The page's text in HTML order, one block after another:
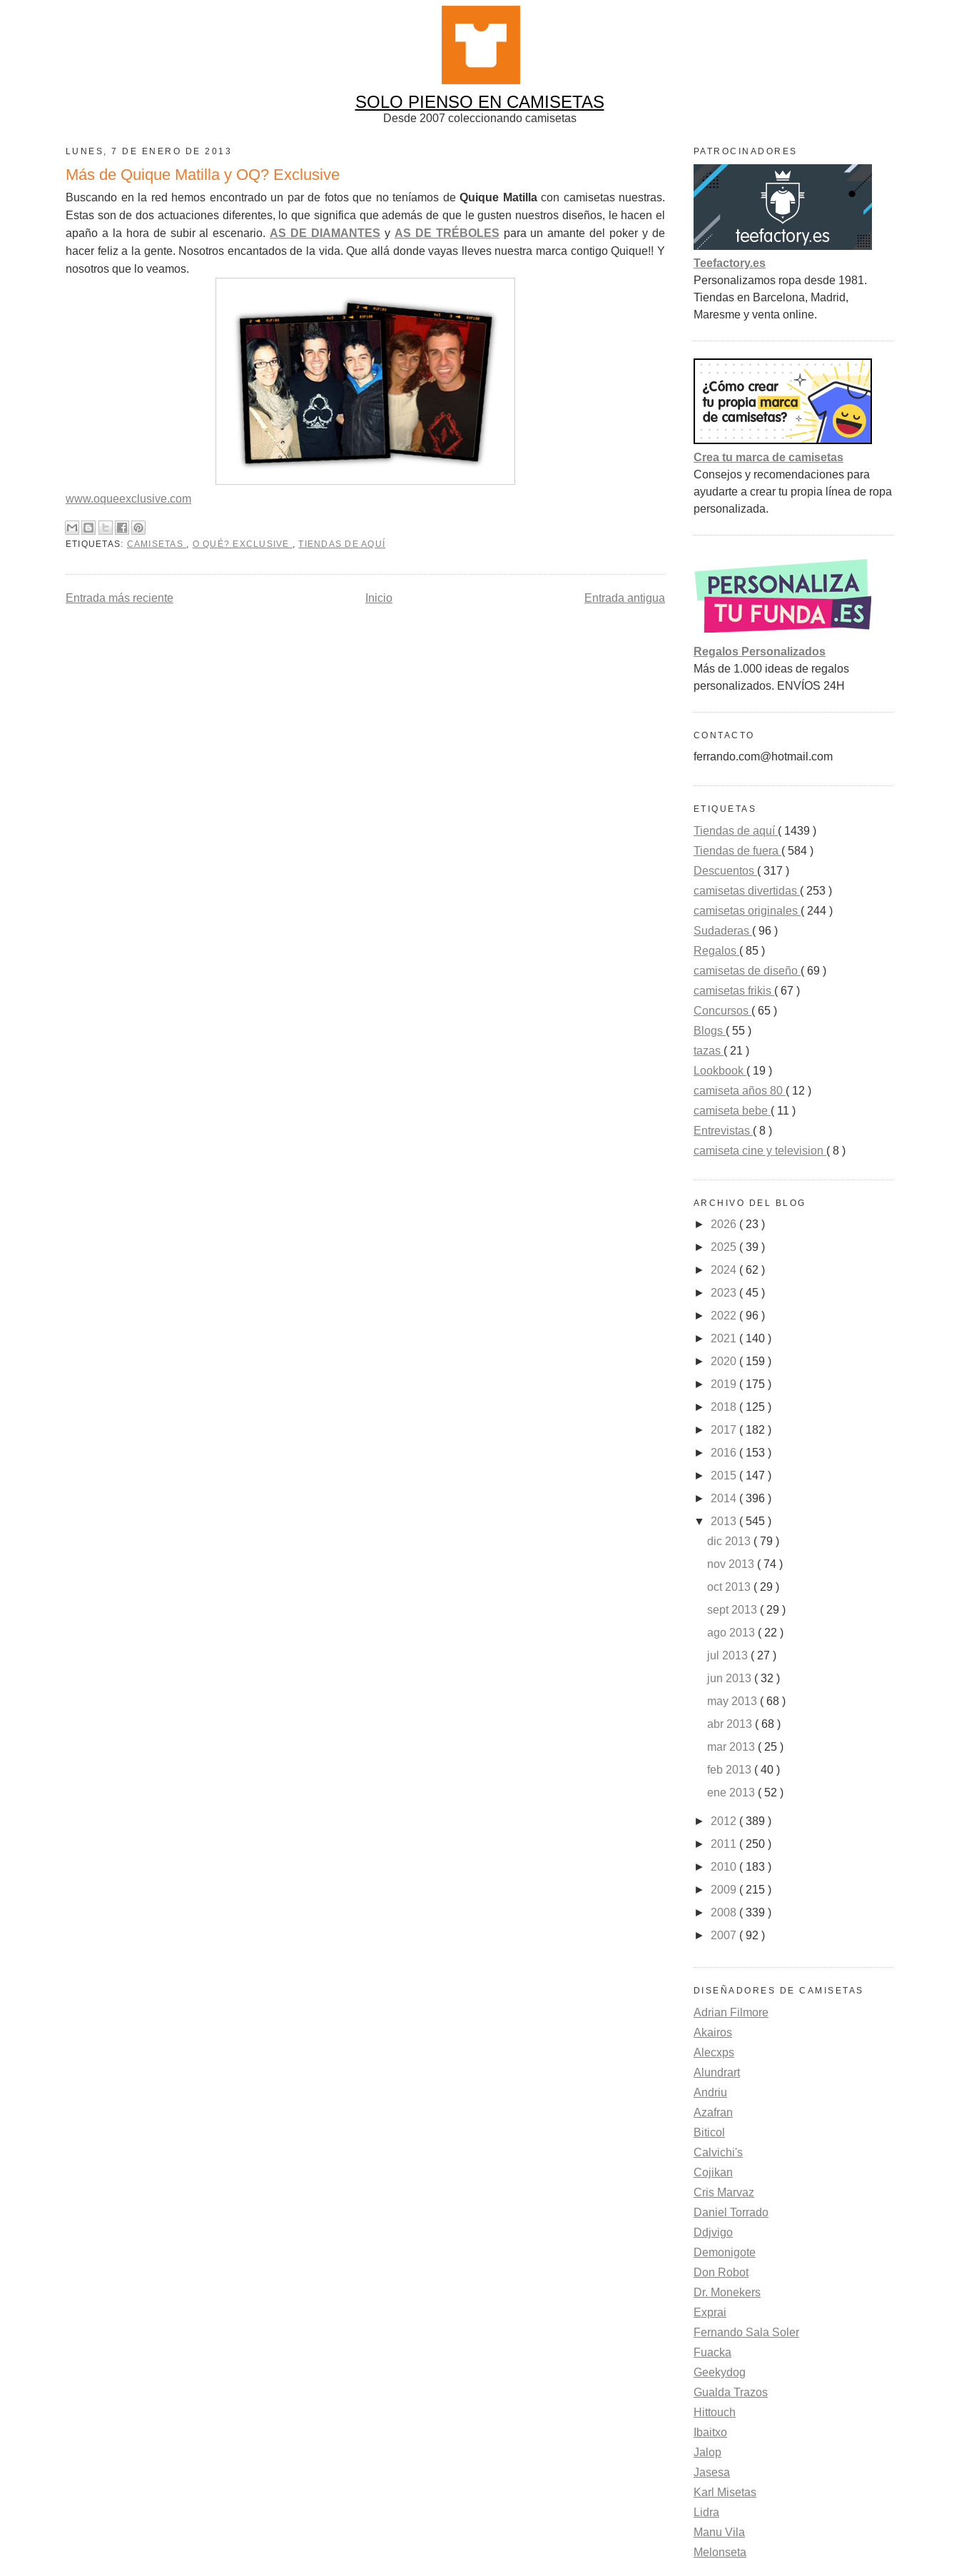
SOLO PIENSO EN CAMISETAS
Desde 2007 coleccionando camisetas
LUNES, 7 DE ENERO DE 2013
Más de Quique Matilla y OQ? Exclusive
Buscando en la red hemos encontrado un par de fotos que no teníamos de Quique Matillacon camisetas nuestras.
Estas son de dos actuaciones diferentes, lo que significa que además de que le gusten nuestros diseños, le hacen el
apaño a la hora de subir al escenario. AS DE DIAMANTES y AS DE TRÉBOLES para un amante del poker y de
hacer feliz a la gente. Nosotros encantados de la vida. Que allá donde vayas lleves nuestra marca contigo Quique!! Y
nosotros que lo veamos.
www.oqueexclusive.com
ETIQUETAS: CAMISETAS , O QUÉ? EXCLUSIVE ,TIENDAS DE AQUÍ
Entrada más reciente Entrada antigua
Inicio
PATROCINADORES
Teefactory.es
Personalizamos ropa desde 1981.
Tiendas en Barcelona, Madrid,
Maresme y venta online.
Crea tu marca de camisetas
Consejos y recomendaciones para
ayudarte a crear tu propia línea de ropa
personalizada.
Regalos Personalizados
Más de 1.000 ideas de regalos
personalizados. ENVÍOS 24H
CONTACTO
ferrando.com@hotmail.com
ETIQUETAS
Tiendas de aquí ( 1439 )
Tiendas de fuera ( 584 )
Descuentos ( 317 )
camisetas divertidas ( 253 )
camisetas originales ( 244 )
Sudaderas ( 96 )
Regalos ( 85 )
camisetas de diseño ( 69 )
camisetas frikis ( 67 )
Concursos ( 65 )
Blogs ( 55 )
tazas ( 21 )
Lookbook ( 19 )
camiseta años 80 ( 12 )
camiseta bebe ( 11 )
Entrevistas ( 8 )
camiseta cine y television ( 8 )
ARCHIVO DEL BLOG
► 2026 ( 23 )
► 2025 ( 39 )
► 2024 ( 62 )
► 2023 ( 45 )
► 2022 ( 96 )
► 2021 ( 140 )
► 2020 ( 159 )
► 2019 ( 175 )
► 2018 ( 125 )
► 2017 ( 182 )
► 2016 ( 153 )
► 2015 ( 147 )
► 2014 ( 396 )
▼ 2013 ( 545 )
dic 2013 ( 79 )
nov 2013 ( 74 )
oct 2013 ( 29 )
sept 2013 ( 29 )
ago 2013 ( 22 )
jul 2013 ( 27 )
jun 2013 ( 32 )
may 2013 ( 68 )
abr 2013 ( 68 )
mar 2013 ( 25 )
feb 2013 ( 40 )
ene 2013 ( 52 )
► 2012 ( 389 )
► 2011 ( 250 )
► 2010 ( 183 )
► 2009 ( 215 )
► 2008 ( 339 )
► 2007 ( 92 )
DISEÑADORES DE CAMISETAS
Adrian Filmore
Akairos
Alecxps
Alundrart
Andriu
Azafran
Biticol
Calvichi's
Cojikan
Cris Marvaz
Daniel Torrado
Ddjvigo
Demonigote
Don Robot
Dr. Monekers
Exprai
Fernando Sala Soler
Fuacka
Geekydog
Gualda Trazos
Hittouch
Ibaitxo
Jalop
Jasesa
Karl Misetas
Lidra
Manu Vila
Melonseta